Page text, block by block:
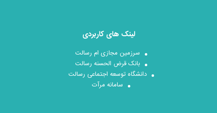
لینک های کاربردی
سرزمین مجازی ام رسالت
بانک قرض الحسنه رسالت
دانشگاه توسعه اجتماعی رسالت
سامانه مرآت